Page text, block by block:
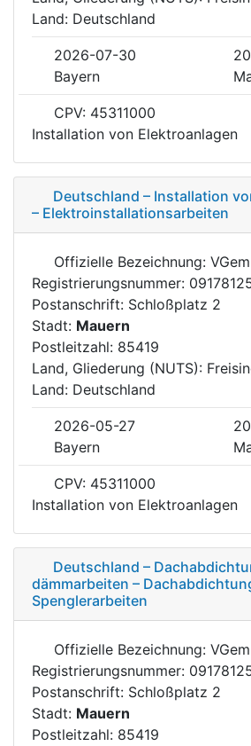
Land: Deutschland
2026-07-30
Bayern
CPV: 45311000
Installation von Elektroanlagen
Deutschland – Installation
– Elektroinstallationsarbeiten
Offizielle Bezeichnung: VGem
Registrierungsnummer:
Postanschrift: Schloßplatz 2
Stadt: Mauern
Postleitzahl: 85419
Land, Gliederung (NUTS):
Land: Deutschland
2026-05-27
Bayern
CPV: 45311000
Installation von Elektroanlagen
Deutschland –
dämmarbeiten –
Spenglerarbeiten
Offizielle Bezeichnung: VGem
Registrierungsnummer:
Postanschrift: Schloßplatz 2
Stadt: Mauern
Postleitzahl: 85419